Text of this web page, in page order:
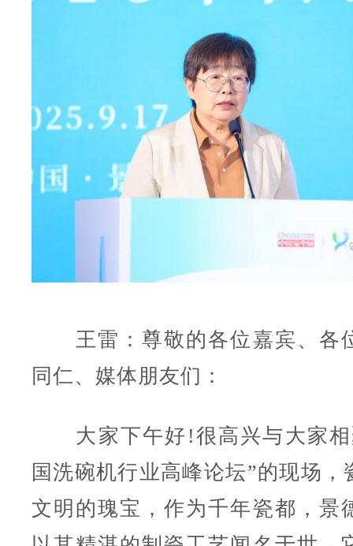
王雷：尊敬的各位嘉宾、各
同仁、媒体朋友们：
大家下午好!很高兴与大家相
国洗碗机行业高峰论坛”的现场，
文明的瑰宝，作为千年瓷都，景